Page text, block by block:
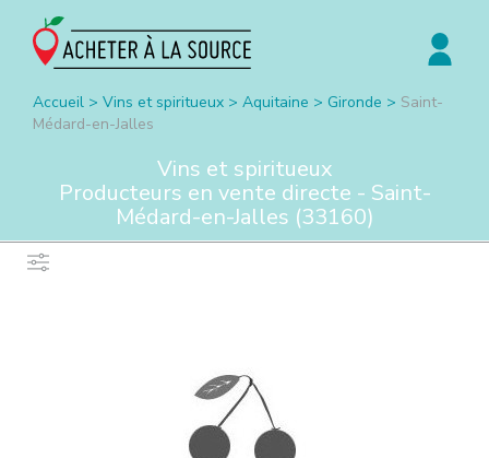
Accueil > Vins et spiritueux > Aquitaine > Gironde > Saint-
Médard-en-Jalles
Vins et spiritueux
Producteurs en vente directe - Saint-
Médard-en-Jalles (33160)